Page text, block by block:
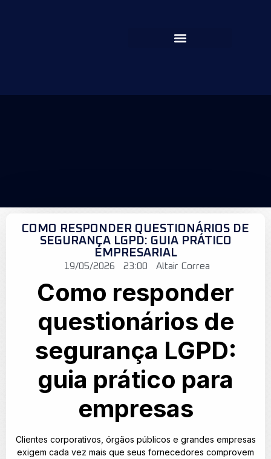
COMO RESPONDER QUESTIONÁRIOS DE
SEGURANÇA LGPD: GUIA PRÁTICO
EMPRESARIAL
19/05/2026 23:00 Altair Correa
Como responder
questionários de
segurança LGPD:
guia prático para
empresas
Clientes corporativos, órgãos públicos e grandes empresas
exigem cada vez mais que seus fornecedores comprovem